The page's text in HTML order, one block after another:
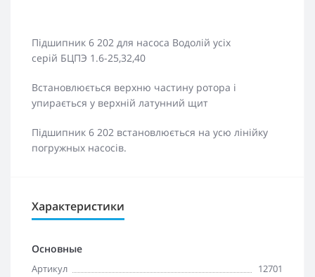
Підшипник 6 202 для насоса Водолій усіх
серій БЦПЭ 1.6-25,32,40
Встановлюється верхню частину ротора і
упирається у верхній латунний щит
Підшипник 6 202 встановлюється на усю лінійку
погружных насосів.
Характеристики
Основные
Артикул
12701